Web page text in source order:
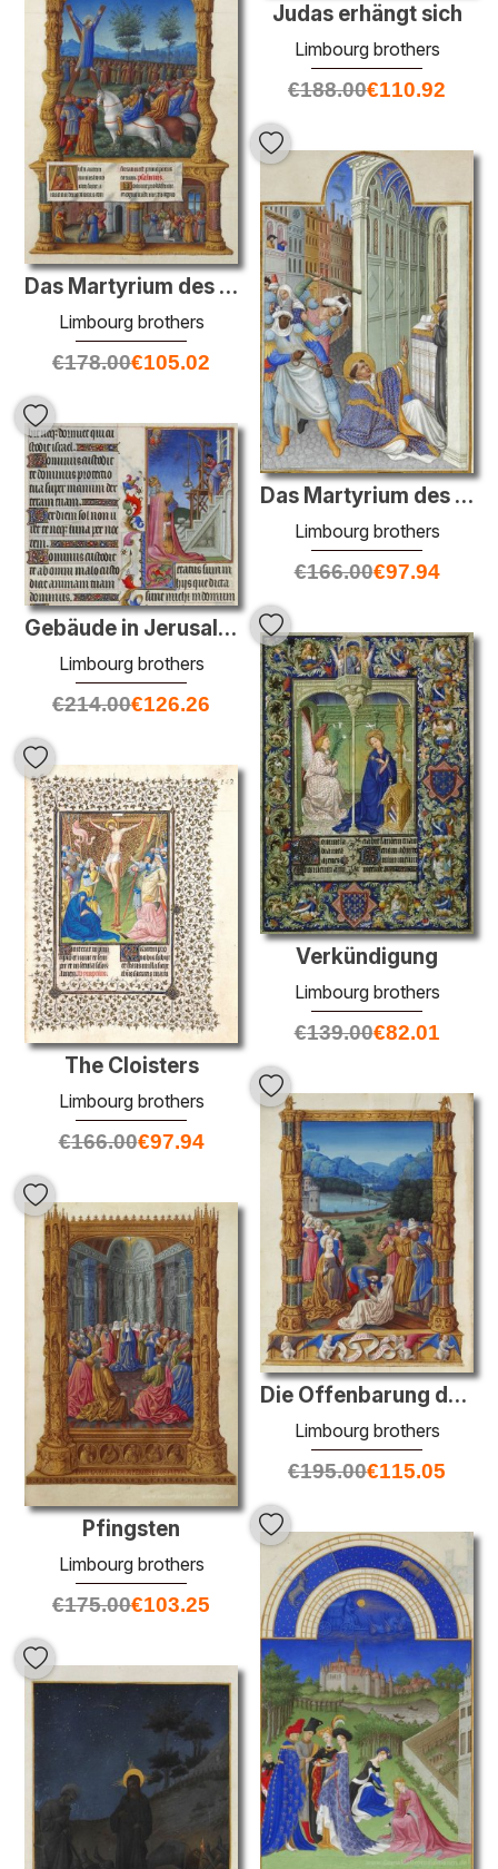
Judas erhängt sich
Limbourg brothers
€188.00€110.92
Das Martyrium des heiligen Andreas
Limbourg brothers
€178.00€105.02
Das Martyrium des Heiligen Mark
Limbourg brothers
€166.00€97.94
Gebäude in Jerusalem
Limbourg brothers
€214.00€126.26
Verkündigung
Limbourg brothers
€139.00€82.01
The Cloisters
Limbourg brothers
€166.00€97.94
Die Offenbarung des heiligen Kreuzes
Limbourg brothers
€195.00€115.05
Pfingsten
Limbourg brothers
€175.00€103.25